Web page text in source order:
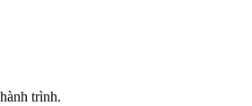
trình.